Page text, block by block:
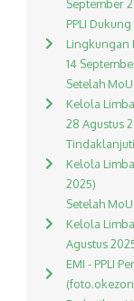
September
PPLI
Lingkungan
14
Setelah
Kelola
28 Agustus
Tindaklanjuti
Kelola
2025)
Setelah
Kelola
Agustus
EMI - PPLI